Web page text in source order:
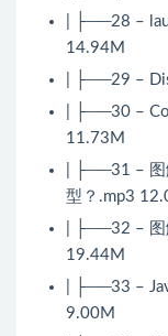
| ├──28 –
14.94M
| ├──29 –
| ├──30 –
11.73M
| ├──31 – 图
型？.mp3
| ├──32 –
19.44M
| ├──33 –
9.00M